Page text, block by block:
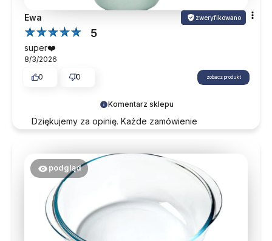
Komentarz sklepu
Dziękujemy za opinię. Każde zamówienie
ponowny kontakt w przyszłości.
Ewa zweryfikowano
5
super❤️
8/3/2026
0
0 zobacz produkt
podgląd